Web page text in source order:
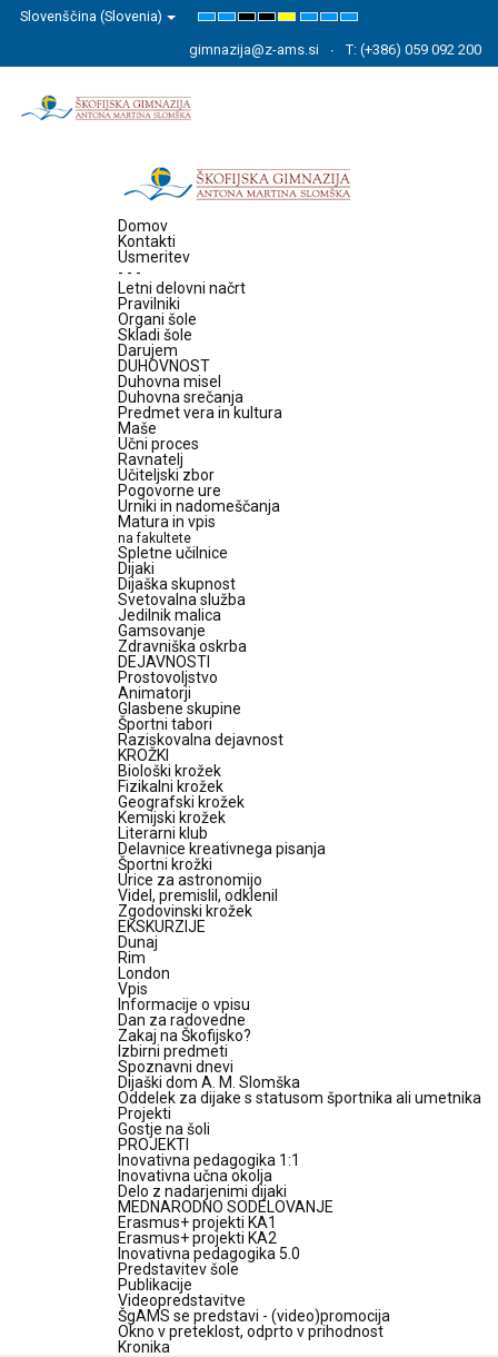
Slovenščina (Slovenia)
Default
NightHigh
Black
White
High
Black
High
Yellow
Set
Font
Set
Font
Set
Font
gimnazija@z-ams.si T: (+386) 059 092 200
Domov
Kontakti
Usmeritev
- - -
Letni delovni načrt
Pravilniki
Organi šole
Skladi šole
Darujem
DUHOVNOST
Duhovna misel
Duhovna srečanja
Predmet vera in kultura
Maše
Učni proces
Ravnatelj
Učiteljski zbor
Pogovorne ure
Urniki in nadomeščanja
Matura in vpis
na fakultete
Spletne učilnice
Dijaki
Dijaška skupnost
Svetovalna služba
Jedilnik malica
Gamsovanje
Zdravniška oskrba
DEJAVNOSTI
Prostovoljstvo
Animatorji
Glasbene skupine
Športni tabori
Raziskovalna dejavnost
KROŽKI
Biološki krožek
Fizikalni krožek
Geografski krožek
Kemijski krožek
Literarni klub
Delavnice kreativnega pisanja
Športni krožki
Urice za astronomijo
Videl, premislil, odklenil
Zgodovinski krožek
EKSKURZIJE
Dunaj
Rim
London
Vpis
Informacije o vpisu
Dan za radovedne
Zakaj na Škofijsko?
Izbirni predmeti
Spoznavni dnevi
Dijaški dom A. M. Slomška
Oddelek za dijake s statusom športnika ali umetnika
Projekti
Gostje na šoli
PROJEKTI
Inovativna pedagogika 1:1
Inovativna učna okolja
Delo z nadarjenimi dijaki
MEDNARODNO SODELOVANJE
Erasmus+ projekti KA1
Erasmus+ projekti KA2
Inovativna pedagogika 5.0
Predstavitev šole
Publikacije
Videopredstavitve
ŠgAMS se predstavi - (video)promocija
Okno v preteklost, odprto v prihodnost
Kronika